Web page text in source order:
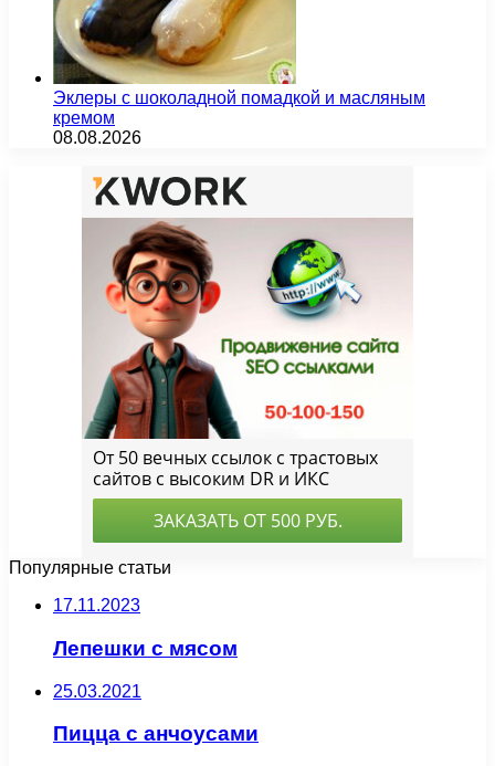
Эклеры с шоколадной помадкой и масляным
кремом
08.08.2026
Популярные статьи
17.11.2023
Лепешки с мясом
25.03.2021
Пицца с анчоусами